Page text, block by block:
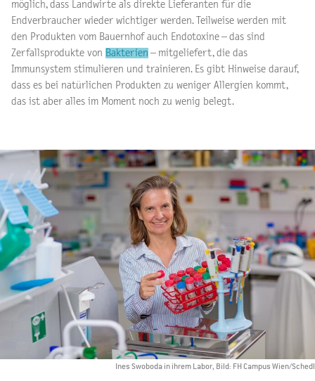
möglich, dass Landwirte als direkte Lieferanten für die
Endverbraucher wieder wichtiger werden. Teilweise werden mit
den Produkten vom Bauernhof auch Endotoxine – das sind
Zerfallsprodukte von Bakterien – mitgeliefert, die das
Immunsystem stimulieren und trainieren. Es gibt Hinweise darauf,
dass es bei natürlichen Produkten zu weniger Allergien kommt,
das ist aber alles im Moment noch zu wenig belegt.
Ines Swoboda in ihrem Labor, Bild: FH Campus Wien/Schedl